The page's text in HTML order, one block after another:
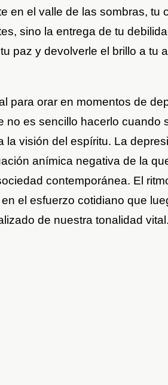
en el valle de las sombras, tu
sino la entrega de tu
paz y devolverle el brillo a tu
para orar en momentos de
no es sencillo hacerlo cuando
la visión del espíritu. La
anímica negativa de la
contemporánea. El
el esfuerzo cotidiano que
de nuestra tonalidad vital.